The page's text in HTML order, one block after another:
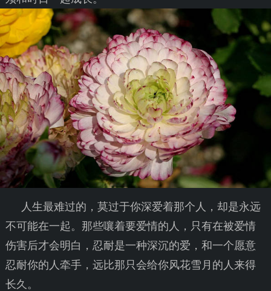
人生最难过的，莫过于你深爱着那个人，却是永远
不可能在一起。那些嚷着要爱情的人，只有在被爱情
伤害后才会明白，忍耐是一种深沉的爱，和一个愿意
忍耐你的人牵手，远比那只会给你风花雪月的人来得
长久。